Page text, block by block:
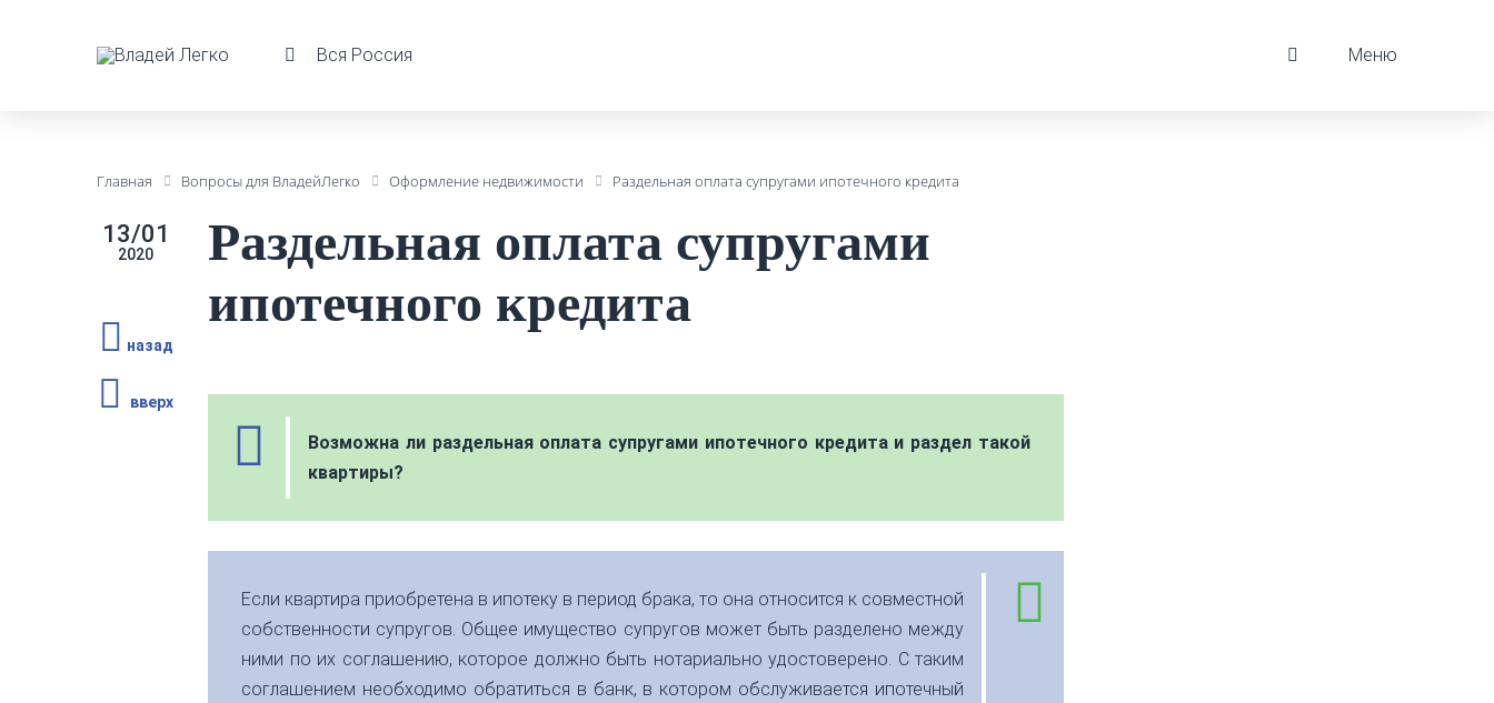
Вся Россия Меню
Главная Вопросы для ВладейЛегко Оформление недвижимости Раздельная оплата супругами ипотечного кредита
13/01
2020
назад
вверх
Раздельная оплата супругами
ипотечного кредита
Возможна ли раздельная оплата супругами ипотечного кредита и раздел такой
квартиры?
Если квартира приобретена в ипотеку в период брака, то она относится к совместной
собственности супругов. Общее имущество супругов может быть разделено между
ними по их соглашению, которое должно быть нотариально удостоверено. С таким
соглашением необходимо обратиться в банк, в котором обслуживается ипотечный